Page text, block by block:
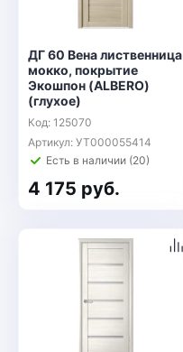
ДГ 60 Вена лиственница
мокко, покрытие
Экошпон (ALBERO)
(глухое)
Код: 125070
Артикул: УТ000055414
Есть в наличии (20)
4 175 руб.